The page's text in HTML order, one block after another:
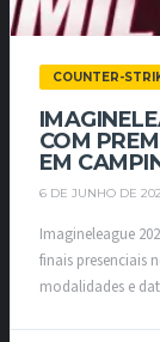
COUNTER-
COM
EM
6 DE JUNHO DE
Imagineleague
finais presenciais
modalidades e